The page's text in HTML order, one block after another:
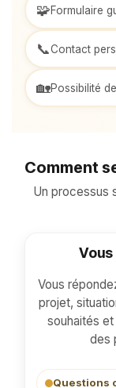
🧩Formulaire
📞Contact
🏡Possibilité
Comment
Un processus
Vous
projet,
souhaités
des
Questions